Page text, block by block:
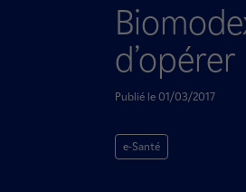
d’opérer
Publié le 01/03/2017
e-Santé